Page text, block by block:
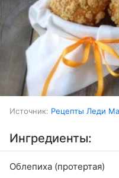
Источник: Рецепты Леди
Ингредиенты:
Облепиха (протертая)